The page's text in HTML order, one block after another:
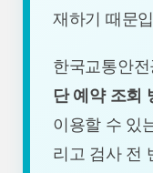
재하기 때문
한국교통안
단 예약 조회
이용할 수 있
리고 검사 전